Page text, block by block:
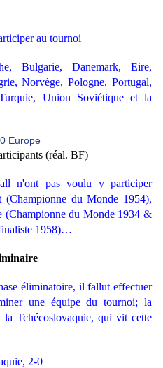
au tournoi
Bulgarie, Danemark, Eire,
Norvège, Pologne, Portugal,
Union Soviétique et la
(réal. BF)
n'ont pas voulu y participer
(Championne du Monde 1954),
du Monde 1934 &
1958)…
éliminatoire, il fallut effectuer
une équipe du tournoi; la
Tchécoslovaquie, qui vit cette
2-0